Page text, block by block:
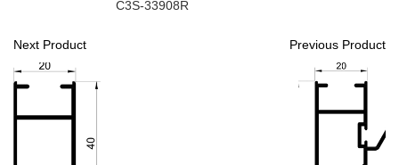
C3S-33908R
Next Product Previous Product